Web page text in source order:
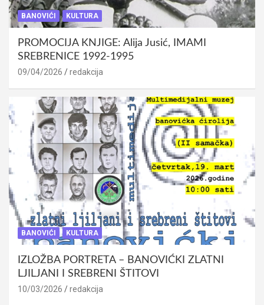
BANOVIĆI KULTURA
PROMOCIJA KNJIGE: Alija Jusić, IMAMI
SREBRENICE 1992-1995
09/04/2026 redakcija
BANOVIĆI KULTURA
IZLOŽBA PORTRETA – BANOVIĆKI ZLATNI
LJILJANI I SREBRENI ŠTITOVI
10/03/2026 redakcija